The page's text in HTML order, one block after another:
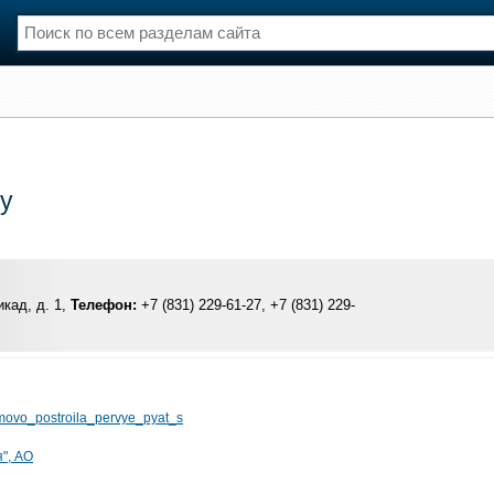
и семинары
Флот
д. 1, Телефон: +7 (831) 229-61-27, +7 (831) 229-
АО